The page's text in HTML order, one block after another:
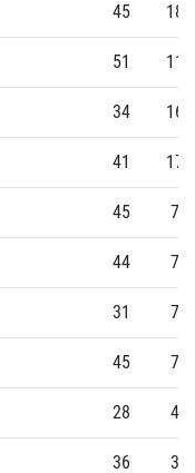
45 18
51 11
34 16
41 17
45 7
44 7
31 7
45 7
28 4
36 3